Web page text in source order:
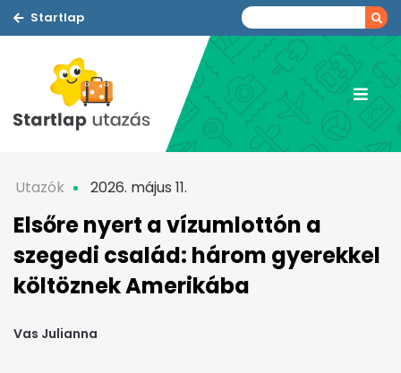
Startlap
Utazók 2026. május 11.
Elsőre nyert a vízumlottón a
szegedi család: három gyerekkel
költöznek Amerikába
Vas Julianna